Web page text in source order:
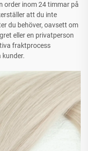
order inom 24 timmar på
att du inte
du behöver, oavsett om
eller en privatperson
fraktprocess
kunder.